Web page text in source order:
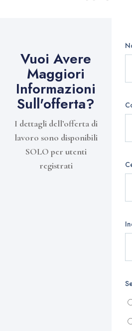
Vuoi Avere
Maggiori
Informazioni
Sull'offerta?
I dettagli dell’offerta di
lavoro sono disponibili
SOLO per utenti
registrati